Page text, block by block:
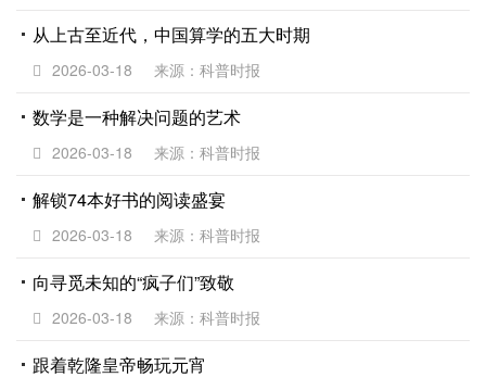
从上古至近代，中国算学的五大时期
2026-03-18 来源：科普时报
数学是一种解决问题的艺术
2026-03-18 来源：科普时报
解锁74本好书的阅读盛宴
2026-03-18 来源：科普时报
向寻觅未知的“疯子们”致敬
2026-03-18 来源：科普时报
跟着乾隆皇帝畅玩元宵